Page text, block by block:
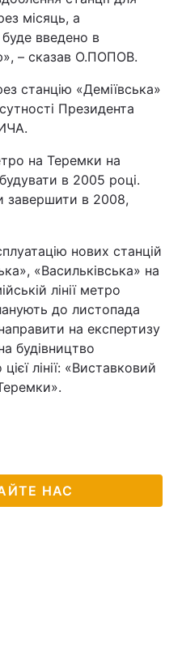
місяць, а
введено в
– сказав О.ПОПОВ.
станцію «Деміївська»
Президента
на Теремки на
в 2005 році.
завершити в 2008,
нових станцій
«Васильківська» на
лінії метро
до листопада
на експертизу
будівництво
лінії: «Виставковий
НАС